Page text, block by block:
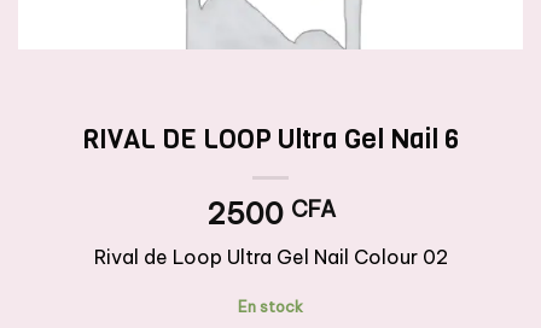
RIVAL DE LOOP Ultra Gel Nail 6
2500 CFA
Rival de Loop Ultra Gel Nail Colour 02
En stock